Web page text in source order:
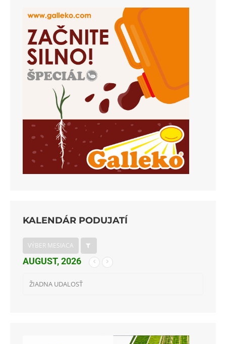
KALENDÁR PODUJATÍ
VÝBER MESIACA
AUGUST, 2026
ŽIADNA UDALOSŤ